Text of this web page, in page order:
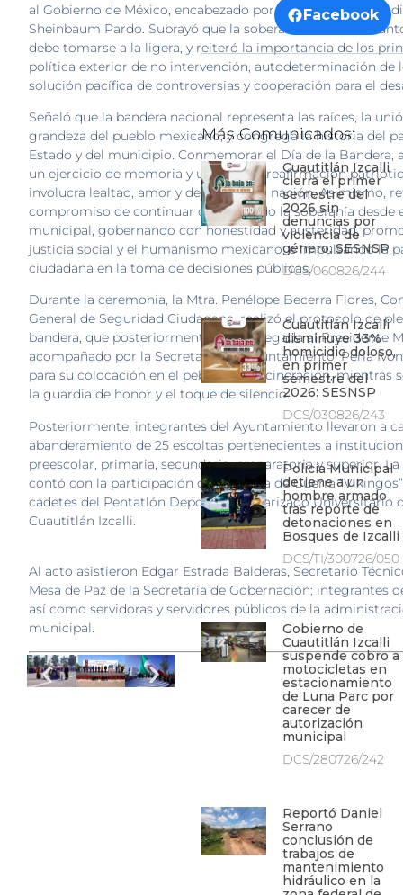
al Gobierno de México, encabezado por la Presidenta
Sheinbaum Pardo. Subrayó que la soberanía no es un
debe tomarse a la ligera, y reiteró la importancia de los
política exterior de no intervención, autodeterminación de
solución pacífica de controversias y cooperación para el
Señaló que la bandera nacional representa las raíces, la
grandeza del pueblo mexicano, y congrega la historia del
Estado y del municipio. Conmemorar el Día de la Bandera,
un ejercicio de memoria y un acto de reafirmación
involucra lealtad, amor y defensa de la nación. Asimismo,
compromiso de continuar defendiendo la soberanía desde
municipal, gobernando con honestidad y austeridad,
justicia social y el humanismo mexicano, e impulsando la
ciudadana en la toma de decisiones públicas.
Durante la ceremonia, la Mtra. Penélope Becerra Flores,
General de Seguridad Ciudadana, realizó el protocolo de
bandera, que posteriormente fue entregada al Presidente
acompañado por la Secretaria del Ayuntamiento, Perla
para su colocación en el pebetero e incineración, mientras
la guardia de honor y el toque de silencio.
Posteriormente, integrantes del Ayuntamiento llevaron a
abanderamiento de 25 escoltas pertenecientes a
preescolar, primaria, secundaria, preparatoria y superior.
contó con la participación de la Banda de Guerra
cadetes del Pentatlón Deportivo Militarizado Universitario
Cuautitlán Izcalli.
Al acto asistieron Edgar Estrada Balderas, Secretario
Mesa de Paz de la Secretaría de Gobernación; integrantes
así como servidoras y servidores públicos de la
municipal.
Facebook
Más Comunicados:
Cuautitlán Izcalli
cierra el primer
semestre del
2026 sin
denuncias por
violencia de
género: SESNSP
DCS/060826/244
Cuautitlán Izcalli
disminuye 33%
homicidio doloso,
en primer
semestre del
2026: SESNSP
DCS/030826/243
Policía Municipal
detiene a un
hombre armado
tras reporte de
detonaciones en
Bosques de Izcalli
DCS/TI/300726/050
Gobierno de
Cuautitlán Izcalli
suspende cobro a
motocicletas en
estacionamiento
de Luna Parc por
carecer de
autorización
municipal
DCS/280726/242
Reportó Daniel
Serrano
conclusión de
trabajos de
mantenimiento
hidráulico en la